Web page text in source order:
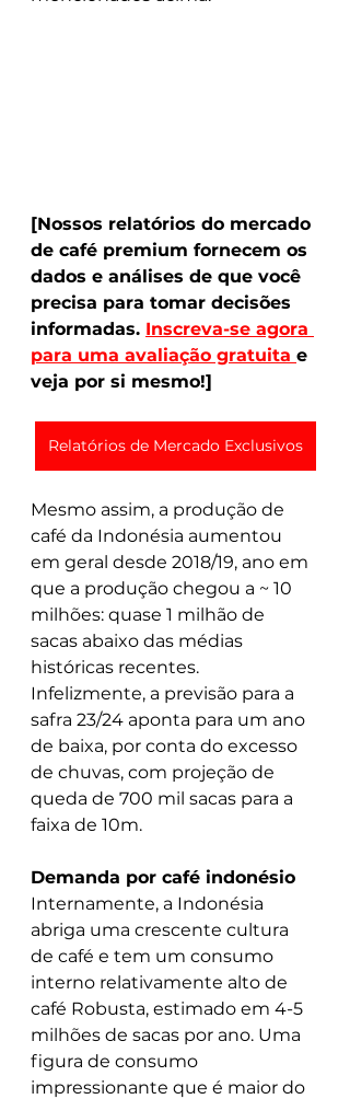
[Nossos relatórios do mercado
de café premium fornecem os
dados e análises de que você
precisa para tomar decisões
informadas. Inscreva-se agora
para uma avaliação gratuita e
veja por si mesmo!]
Relatórios de Mercado Exclusivos
Mesmo assim, a produção de
café da Indonésia aumentou
em geral desde 2018/19, ano em
que a produção chegou a ~ 10
milhões: quase 1 milhão de
sacas abaixo das médias
históricas recentes.
Infelizmente, a previsão para a
safra 23/24 aponta para um ano
de baixa, por conta do excesso
de chuvas, com projeção de
queda de 700 mil sacas para a
faixa de 10m.
Demanda por café indonésio
Internamente, a Indonésia
abriga uma crescente cultura
de café e tem um consumo
interno relativamente alto de
café Robusta, estimado em 4-5
milhões de sacas por ano. Uma
figura de consumo
impressionante que é maior do